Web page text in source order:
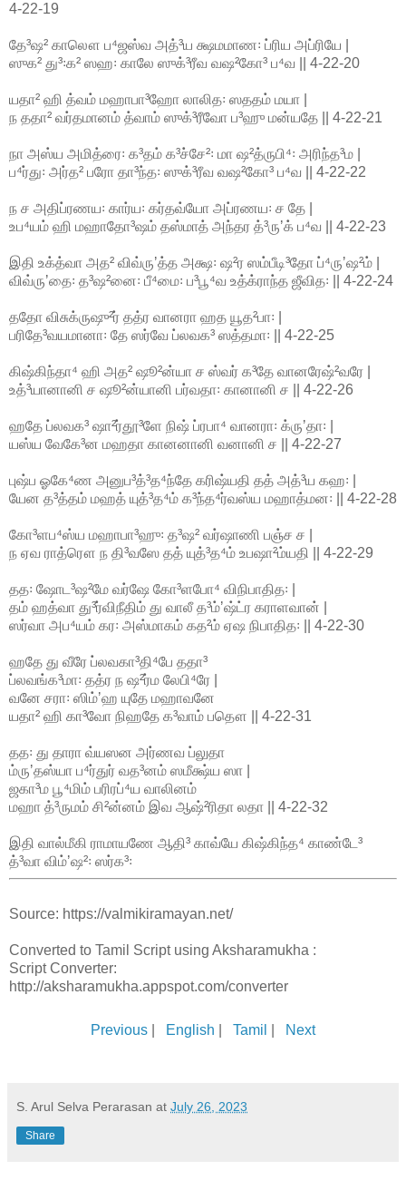
4-22-19
தே³ஷ² காலௌ ப⁴ஜஸ்வ அத்³ய க்ஷமமாண꞉ ப்ரிய அப்ரியே |
ஸுக² து³꞉க² ஸஹ꞉ காலே ஸுக்³ரீவ வஷ²கோ³ ப⁴வ || 4-22-20
யதா² ஹி த்வம் மஹாபா³ஹோ லாலித꞉ ஸததம் மயா |
ந ததா² வர்தமானம் த்வாம் ஸுக்³ரீவோ ப³ஹு மன்யதே || 4-22-21
நா அஸ்ய அமித்ரை꞉ க³தம் க³ச்சே²꞉ மா ஷ²த்ருபி⁴꞉ அரிந்த³ம |
ப⁴ர்து꞉ அர்த² பரோ தா³ந்த꞉ ஸுக்³ரீவ வஷ²கோ³ ப⁴வ || 4-22-22
ந ச அதிப்ரணய꞉ கார்ய꞉ கர்தவ்யோ அப்ரணய꞉ ச தே |
உப⁴யம் ஹி மஹாதோ³ஷம் தஸ்மாத் அந்தர த்³ருʼக் ப⁴வ || 4-22-23
இதி உக்த்வா அத² விவ்ருʼத்த அக்ஷ꞉ ஷ²ர ஸம்பீடி³தோ ப்⁴ருʼஷ²ம் |
விவ்ருʼதை꞉ த³ஷ²னை꞉ பீ⁴மை꞉ ப³பூ⁴வ உத்க்ராந்த ஜீவித꞉ || 4-22-24
ததோ விசுக்ருஷு²ர் தத்ர வானரா ஹத யூத²பா꞉ |
பரிதே³வயமானா꞉ தே ஸர்வே ப்லவக³ ஸத்தமா꞉ || 4-22-25
கிஷ்கிந்தா⁴ ஹி அத² ஷூ²ன்யா ச ஸ்வர் க³தே வானரேஷ்²வரே |
உத்³யானானி ச ஷூ²ன்யானி பர்வதா꞉ கானானி ச || 4-22-26
ஹதே ப்லவக³ ஷா²ர்தூ³ளே நிஷ் ப்ரபா⁴ வானரா꞉ க்ருʼதா꞉ |
யஸ்ய வேகே³ன மஹதா கானனானி வனானி ச || 4-22-27
புஷ்ப ஓகே⁴ண அனுப³த்³த⁴ந்தே கரிஷ்யதி தத் அத்³ய கஹ꞉ |
யேன த³த்தம் மஹத் யுத்³த⁴ம் க³ந்த⁴ர்வஸ்ய மஹாத்மன꞉ || 4-22-28
கோ³ளப⁴ஸ்ய மஹாபா³ஹு꞉ த³ஷ² வர்ஷாணி பஞ்ச ச |
ந ஏவ ராத்ரௌ ந தி³வஸே தத் யுத்³த⁴ம் உபஷா²ம்யதி || 4-22-29
தத꞉ ஷோட³ஷ²மே வர்ஷே கோ³ளபோ⁴ விநிபாதித꞉ |
தம் ஹத்வா து³ர்விநீதிம் து வாலீ த³ம்ʼஷ்ட்ர கராளவான் |
ஸர்வா அப⁴யம் கர꞉ அஸ்மாகம் கத²ம் ஏஷ நிபாதித꞉ || 4-22-30
ஹதே து வீரே ப்லவகா³தி⁴பே ததா³
ப்லவங்க³மா꞉ தத்ர ந ஷ²ர்ம லேபி⁴ரே |
வனே சரா꞉ ஸிம்ʼஹ யுதே மஹாவனே
யதா² ஹி கா³வோ நிஹதே க³வாம் பதௌ || 4-22-31
தத꞉ து தாரா வ்யஸன அர்ணவ ப்லுதா
ம்ருʼதஸ்யா ப⁴ர்துர் வத³னம் ஸமீக்ஷ்ய ஸா |
ஜகா³ம பூ⁴மிம் பரிரப்⁴ய வாலினம்
மஹா த்³ருமம் சி²ன்னம் இவ ஆஷ்²ரிதா லதா || 4-22-32
இதி வால்மீகி ராமாயணே ஆதி³ காவ்யே கிஷ்கிந்த⁴ காண்டே³
த்³வா விம்ʼஷ²꞉ ஸர்க³꞉
Source: https://valmikiramayan.net/
Converted to Tamil Script using Aksharamukha :
Script Converter:
http://aksharamukha.appspot.com/converter
Previous English Tamil Next
S. Arul Selva Perarasan at July 26, 2023
Share